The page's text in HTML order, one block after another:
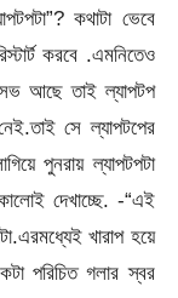
কথাটা ভেবে
করবে .এমনিতেও
আছে তাই ল্যাপটপ
সে ল্যাপটপের
পুনরায় ল্যাপটপটা
দেখাচ্ছে. -“এই
খারাপ হয়ে
পরিচিত গলার স্বর